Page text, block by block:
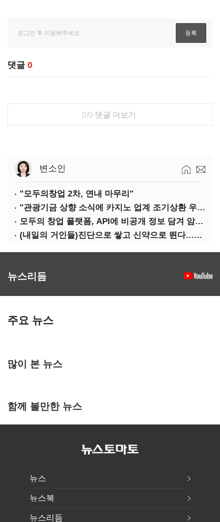
댓글 0
0/0 댓글 더보기
변소인
"모두의창업 2차, 연내 마무리"
"관광기금 상향 소식에 카지노 업계 조기상환 우려"
모두의 창업 플랫폼, API에 비공개 정보 담겨 암호키까지 새나갔다
(내일의 거인들)진단으로 쌓고 신약으로 뛴다…세니젠의 대전환
뉴스리듬
주요 뉴스
많이 본 뉴스
함께 볼만한 뉴스
뉴스
뉴스북
뉴스리듬